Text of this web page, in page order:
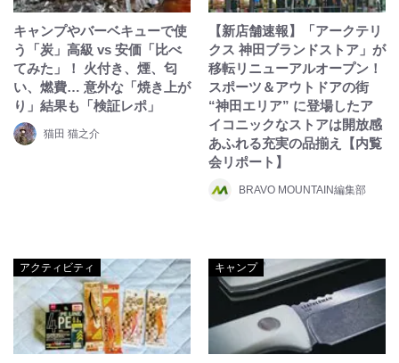
キャンプやバーベキューで使
う「炭」高級 vs 安価「比べ
てみた」！ 火付き、煙、匂
い、燃費… 意外な「焼き上が
り」結果も「検証レポ」
猫田 猫之介
【新店舗速報】「アークテリ
クス 神田ブランドストア」が
移転リニューアルオープン！
スポーツ＆アウトドアの街
“神田エリア” に登場したア
イコニックなストアは開放感
あふれる充実の品揃え【内覧
会リポート】
BRAVO MOUNTAIN編集部
アクティビティ キャンプ